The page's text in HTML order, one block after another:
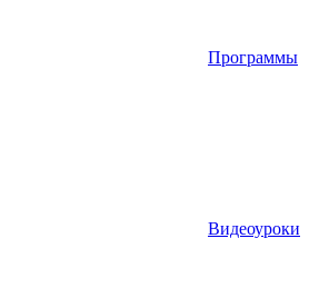
Программы
Видеоуроки